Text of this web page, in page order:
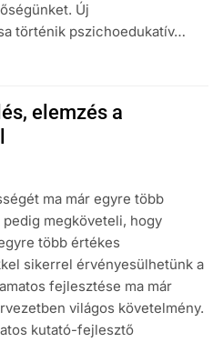
Új
történik pszichoedukatív…
elemzés a
ma már egyre több
megköveteli, hogy
több értékes
sikerrel érvényesülhetünk a
fejlesztése ma már
világos követelmény.
kutató-fejlesztő